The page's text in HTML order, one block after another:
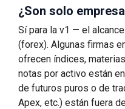
¿Son solo
Sí para la v1 — el
(forex). Algunas firmas
ofrecen índices,
notas por activo están
de futuros puros o de
Apex, etc.) están fuera